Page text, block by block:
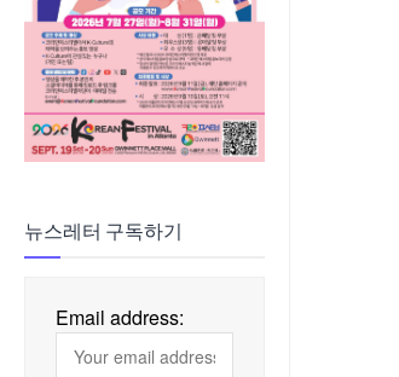
뉴스레터 구독하기
Email address: